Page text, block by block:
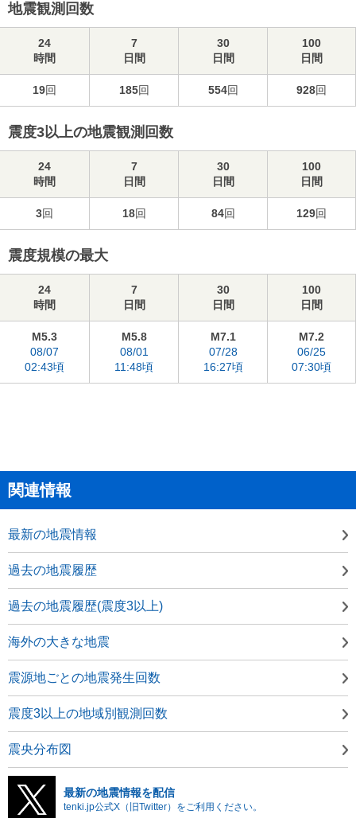
地震観測回数
24
時間
7
日間
30
日間
100
日間
19回 185回 554回 928回
震度3以上の地震観測回数
24
時間
7
日間
30
日間
100
日間
3回 18回 84回 129回
震度規模の最大
24
時間
7
日間
30
日間
100
日間
M5.3
08/07
02:43頃
M5.8
08/01
11:48頃
M7.1
07/28
16:27頃
M7.2
06/25
07:30頃
関連情報
最新の地震情報
過去の地震履歴
過去の地震履歴(震度3以上)
海外の大きな地震
震源地ごとの地震発生回数
震度3以上の地域別観測回数
震央分布図
最新の地震情報を配信
tenki.jp公式X（旧Twitter）をご利用ください。